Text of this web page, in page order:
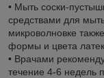
• Мыть соски-
средствами для
микроволновке
формы и цвета
• Врачами
течение 4-6 недель